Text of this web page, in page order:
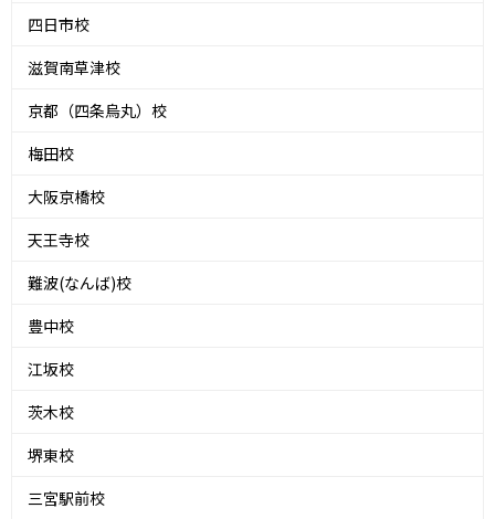
四日市校
滋賀南草津校
京都（四条烏丸）校
梅田校
大阪京橋校
天王寺校
難波(なんば)校
豊中校
江坂校
茨木校
堺東校
三宮駅前校